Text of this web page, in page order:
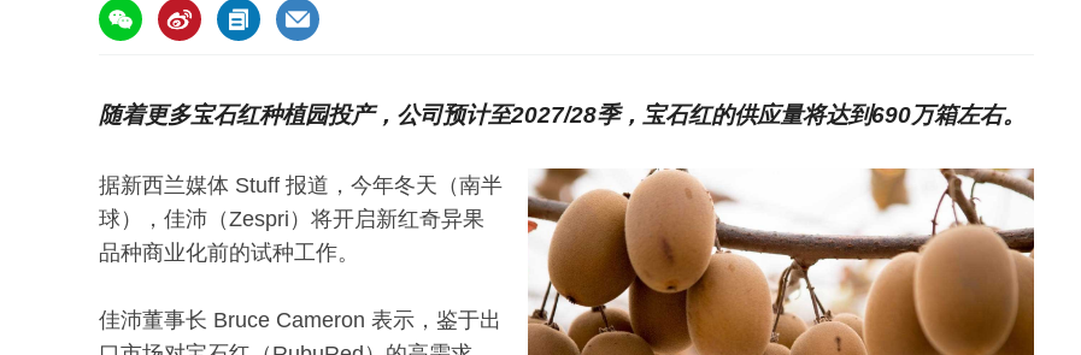
随着更多宝石红种植园投产，公司预计至2027/28季，宝石红的供应量将达到690万箱左右。
据新西兰媒体 Stuff 报道，今年冬天（南半
球），佳沛（Zespri）将开启新红奇异果
品种商业化前的试种工作。
佳沛董事长 Bruce Cameron 表示，鉴于出